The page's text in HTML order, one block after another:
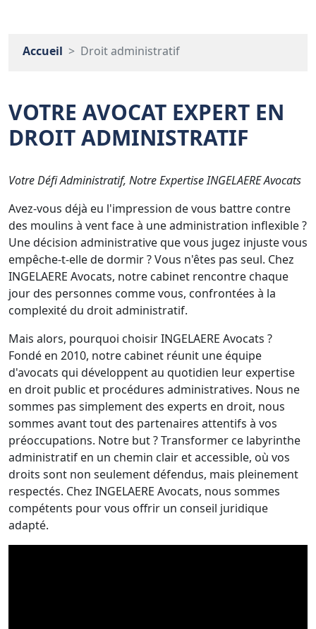
Accueil Droit administratif
VOTRE AVOCAT EXPERT EN
DROIT ADMINISTRATIF
Votre Défi Administratif, Notre Expertise INGELAERE Avocats
Avez-vous déjà eu l'impression de vous battre contre
des moulins à vent face à une administration inflexible ?
Une décision administrative que vous jugez injuste vous
empêche-t-elle de dormir ? Vous n'êtes pas seul. Chez
INGELAERE Avocats, notre cabinet rencontre chaque
jour des personnes comme vous, confrontées à la
complexité du droit administratif.
Mais alors, pourquoi choisir INGELAERE Avocats ?
Fondé en 2010, notre cabinet réunit une équipe
d'avocats qui développent au quotidien leur expertise
en droit public et procédures administratives. Nous ne
sommes pas simplement des experts en droit, nous
sommes avant tout des partenaires attentifs à vos
préoccupations. Notre but ? Transformer ce labyrinthe
administratif en un chemin clair et accessible, où vos
droits sont non seulement défendus, mais pleinement
respectés. Chez INGELAERE Avocats, nous sommes
compétents pour vous offrir un conseil juridique
adapté.